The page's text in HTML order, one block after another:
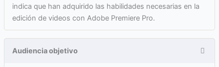
indica que han adquirido las habilidades necesarias en la
edición de videos con Adobe Premiere Pro.
Audiencia objetivo